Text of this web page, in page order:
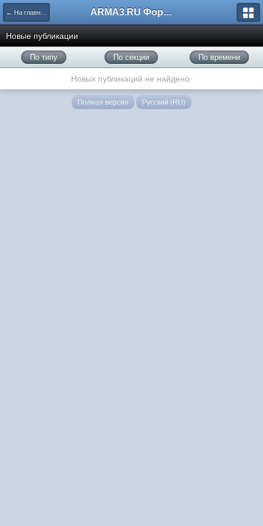
← На главную ARMA3.RU Форум
Новые публикации
По типу По секции По времени
Новых публикаций не найдено.
Полная версия Русский (RU)